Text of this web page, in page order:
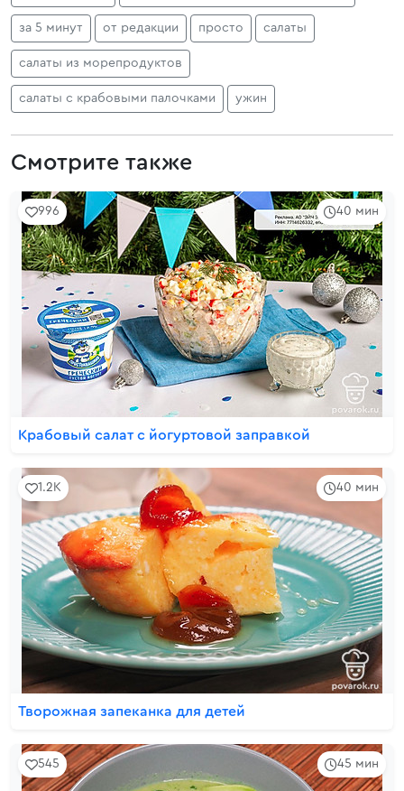
за 5 минут от редакции просто салаты
салаты из морепродуктов
салаты с крабовыми палочками ужин
Смотрите также
40 мин
996
Крабовый салат с йогуртовой заправкой
40 мин
1.2K
Творожная запеканка для детей
45 мин
545